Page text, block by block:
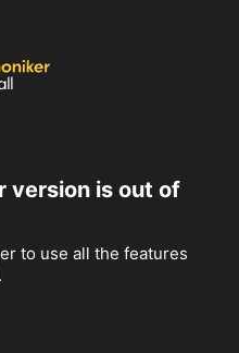
version is out of
to use all the features